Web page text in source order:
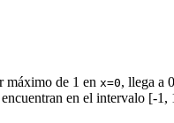
máximo de 1 en x=0, llega a
en el intervalo [-